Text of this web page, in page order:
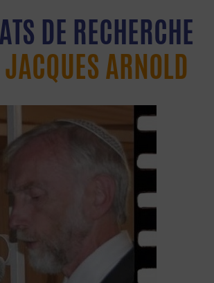
DE RECHERCHE
JACQUES ARNOLD